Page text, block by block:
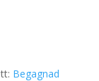
Begagnad